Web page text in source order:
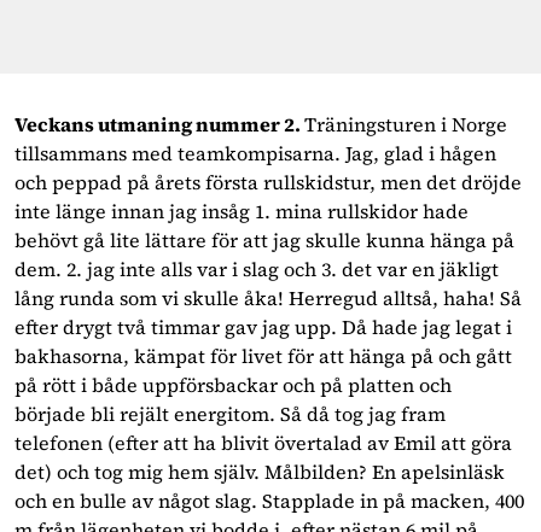
Veckans utmaning nummer 2.Träningsturen i Norge
tillsammans med teamkompisarna. Jag, glad i hågen
och peppad på årets första rullskidstur, men det dröjde
inte länge innan jag insåg 1. mina rullskidor hade
behövt gå lite lättare för att jag skulle kunna hänga på
dem. 2. jag inte alls var i slag och 3. det var en jäkligt
lång runda som vi skulle åka! Herregud alltså, haha! Så
efter drygt två timmar gav jag upp. Då hade jag legat i
bakhasorna, kämpat för livet för att hänga på och gått
på rött i både uppförsbackar och på platten och
började bli rejält energitom. Så då tog jag fram
telefonen (efter att ha blivit övertalad av Emil att göra
det) och tog mig hem själv. Målbilden? En apelsinläsk
och en bulle av något slag. Stapplade in på macken, 400